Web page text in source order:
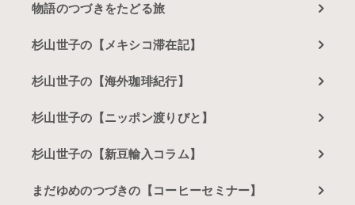
物語のつづきをたどる旅
杉山世子の【メキシコ滞在記】
杉山世子の【海外珈琲紀行】
杉山世子の【ニッポン渡りびと】
杉山世子の【新豆輸入コラム】
まだゆめのつづきの【コーヒーセミナー】